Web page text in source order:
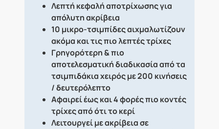
Λεπτή κεφαλή αποτρίχωσης για
απόλυτη ακρίβεια
10 μικρο-τσιμπίδες αιχμαλωτίζουν
ακόμα και τις πιο λεπτές τρίχες
Γρηγορότερη & πιο
αποτελεσματική διαδικασία από τα
τσιμπιδάκια χειρός με 200 κινήσεις
/ δευτερόλεπτο
Αφαιρεί έως και 4 φορές πιο κοντές
τρίχες από ότι το κερί
Λειτουργεί με ακρίβεια σε